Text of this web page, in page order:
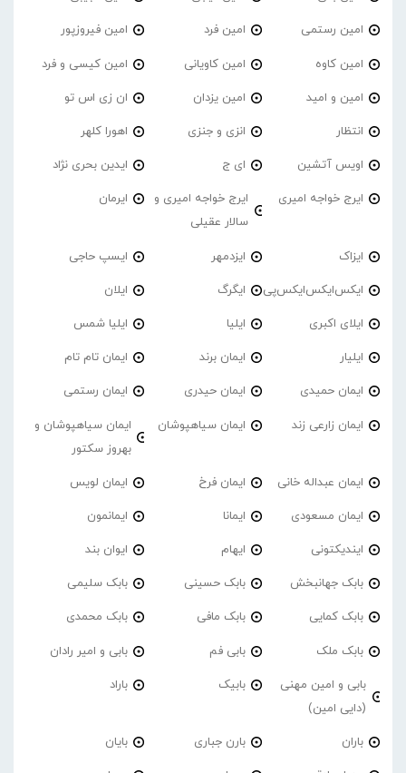
امین رستمی امین فرد امین فیروزپور
امین کاوه امین کاویانی امین کیسی و فرد
امین و امید امین یزدان ان زی اس تو
انتظار انزی و جنزی اهورا کلهر
اویس آتشین ای ج ایدین بحری نژاد
ایرج خواجه امیری
ایرج خواجه امیری و
سالار عقیلی
ایرمان
ایزاک ایزدمهر ایسپ حاجی
ایکس‌ایکس‌ایکس‌پی ایگرگ ایلان
ایلای اکبری ایلیا ایلیا شمس
ایلیار ایمان برند ایمان تام تام
ایمان حمیدی ایمان حیدری ایمان رستمی
ایمان زارعی زند ایمان سیاهپوشان
ایمان سیاهپوشان و
بهروز سکتور
ایمان عبداله خانی ایمان فرخ ایمان لویس
ایمان مسعودی ایمانا ایمانمون
ایندیکتونی ایهام ایوان بند
بابک جهانبخش بابک حسینی بابک سلیمی
بابک کمایی بابک مافی بابک محمدی
بابک ملک بابی فم بابی و امیر رادان
بابی و امین مهنی
(دایی امین)
بابیک باراد
باران بارن جباری بایان